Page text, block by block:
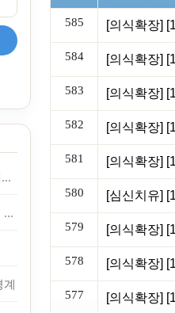
워크숍에서 하던 경험을 집에서도 이어가보세요.
7月: 수운의 깨달음의 구조가 보인다
585
584
583
582
581
580
579
578
577 [의식확장]